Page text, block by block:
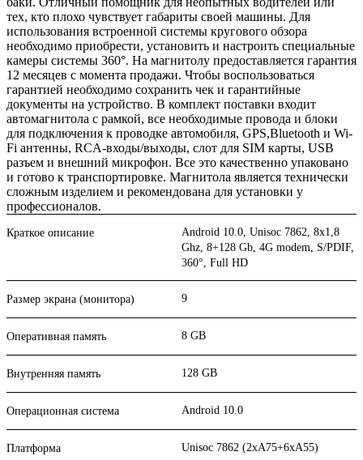
тех, кто плохо чувствует габариты своей машины. Для
использования встроенной системы кругового обзора
необходимо приобрести, установить и настроить специальные
камеры системы 360°. На магнитолу предоставляется гарантия
12 месяцев с момента продажи. Чтобы воспользоваться
гарантией необходимо сохранить чек и гарантийные
документы на устройство. В комплект поставки входит
автомагнитола с рамкой, все необходимые провода и блоки
для подключения к проводке автомобиля, GPS,Bluetooth и Wi-
Fi антенны, RCA-входы/выходы, слот для SIM карты, USB
разъем и внешний микрофон. Все это качественно упаковано
и готово к транспортировке. Магнитола является технически
сложным изделием и рекомендована для установки у
профессионалов.
Краткое описание
Android 10.0, Unisoc 7862, 8х1,8
Ghz, 8+128 Gb, 4G modem, S/PDIF,
360°, Full HD
Размер экрана (монитора) 9
Оперативная память 8 GB
Внутренняя память 128 GB
Операционная система Android 10.0
Платформа Unisoc 7862 (2xA75+6xA55)